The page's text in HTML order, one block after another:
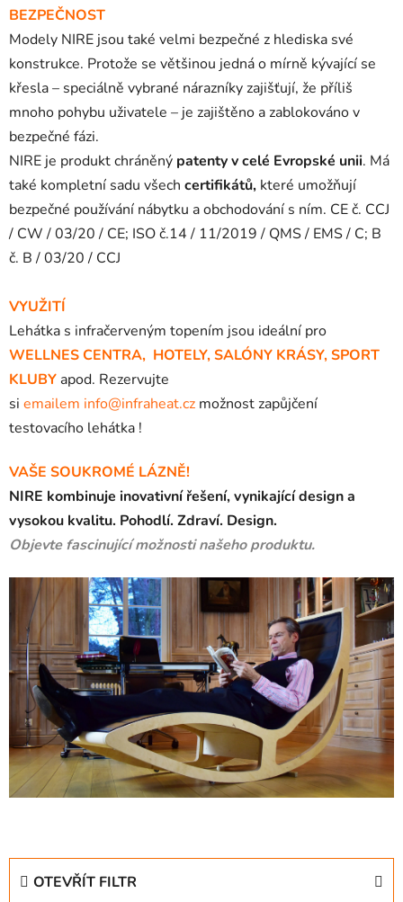
BEZPEČNOST
Modely NIRE jsou také velmi bezpečné z hlediska své
konstrukce. Protože se většinou jedná o mírně kývající se
křesla – speciálně vybrané nárazníky zajišťují, že příliš
mnoho pohybu uživatele – je zajištěno a zablokováno v
bezpečné fázi.
NIRE je produkt chráněný patenty v celé Evropské unii. Má
také kompletní sadu všech certifikátů, které umožňují
bezpečné používání nábytku a obchodování s ním. CE č. CCJ
/ CW / 03/20 / CE; ISO č.14 / 11/2019 / QMS / EMS / C; B
č. B / 03/20 / CCJ
VYUŽITÍ
Lehátka s infračerveným topením jsou ideální pro
WELLNES CENTRA, HOTELY, SALÓNY KRÁSY, SPORT
KLUBY apod. Rezervujte
si emailem info@infraheat.cz možnost zapůjčení
testovacího lehátka !
VAŠE SOUKROMÉ LÁZNĚ!
NIRE kombinuje inovativní řešení, vynikající design a
vysokou kvalitu. Pohodlí. Zdraví. Design.
Objevte fascinující možnosti našeho produktu.
OTEVŘÍT FILTR